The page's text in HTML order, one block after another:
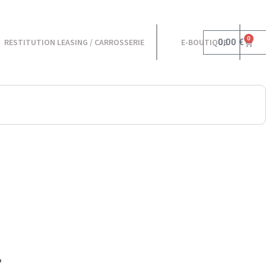
RESTITUTION LEASING / CARROSSERIE E-BOUTIQUE0,00 € 0